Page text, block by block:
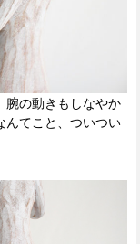
腕の動きもしなやか
てこと、ついつい